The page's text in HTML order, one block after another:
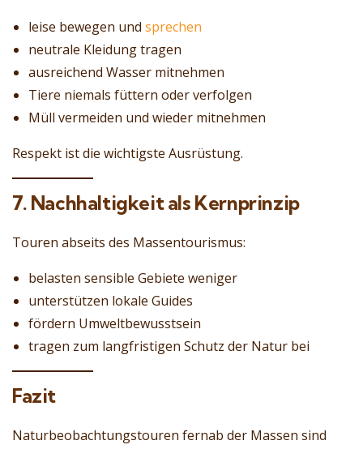
leise bewegen und sprechen
neutrale Kleidung tragen
ausreichend Wasser mitnehmen
Tiere niemals füttern oder verfolgen
Müll vermeiden und wieder mitnehmen
Respekt ist die wichtigste Ausrüstung.
7. Nachhaltigkeit als Kernprinzip
Touren abseits des Massentourismus:
belasten sensible Gebiete weniger
unterstützen lokale Guides
fördern Umweltbewusstsein
tragen zum langfristigen Schutz der Natur bei
Fazit
Naturbeobachtungstouren fernab der Massen sind